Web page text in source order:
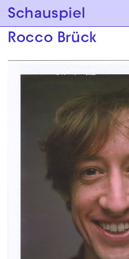
Zur Hauptnavigation springen
Zum Hauptinhalt springen
Schauspiel
Rocco Brück